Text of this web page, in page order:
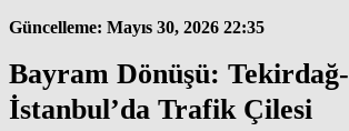
Güncelleme: Mayıs 30, 2026 22:35
Bayram Dönüşü: Tekirdağ-
İstanbul’da Trafik Çilesi